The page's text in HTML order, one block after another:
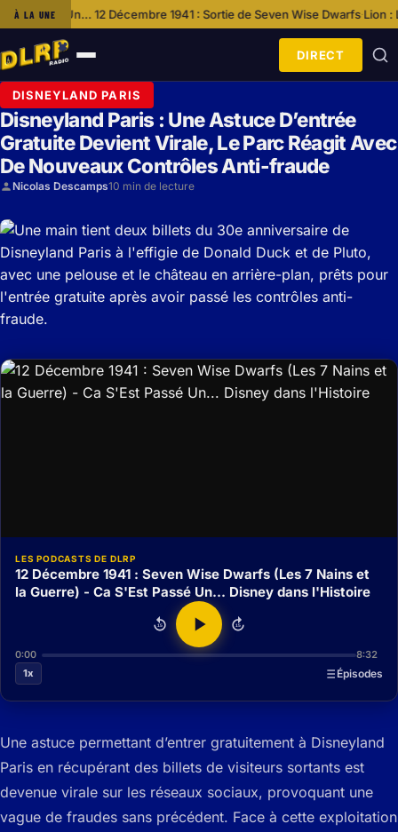
À LA UNE
Décembre 1941 : Sortie de Seven Wise Dwarfs·Lion : La Série
Ouvrir
le
menu
DIRECT
DISNEYLAND PARIS
Disneyland Paris : Une Astuce D’entrée
Gratuite Devient Virale, Le Parc Réagit Avec
De Nouveaux Contrôles Anti-fraude
Nicolas Descamps10 min de lecture
LES PODCASTS DE DLRP
12 Décembre 1941 : Seven Wise Dwarfs (Les 7 Nains et
la Guerre) - Ca S'Est Passé Un... Disney dans l'Histoire
15 15
0:00
8:32
1x
Épisodes
Une astuce permettant d’entrer gratuitement à Disneyland
Paris en récupérant des billets de visiteurs sortants est
devenue virale sur les réseaux sociaux, provoquant une
vague de fraudes sans précédent. Face à cette exploitation